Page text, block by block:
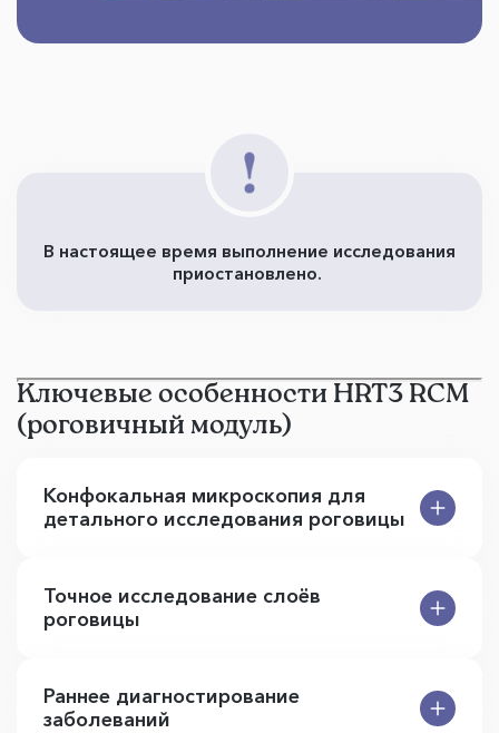
В настоящее время выполнение исследования
приостановлено.
Ключевые особенности HRT3 RCM
(роговичный модуль)
Конфокальная микроскопия для
детального исследования роговицы
Точное исследование слоёв
роговицы
Раннее диагностирование
заболеваний